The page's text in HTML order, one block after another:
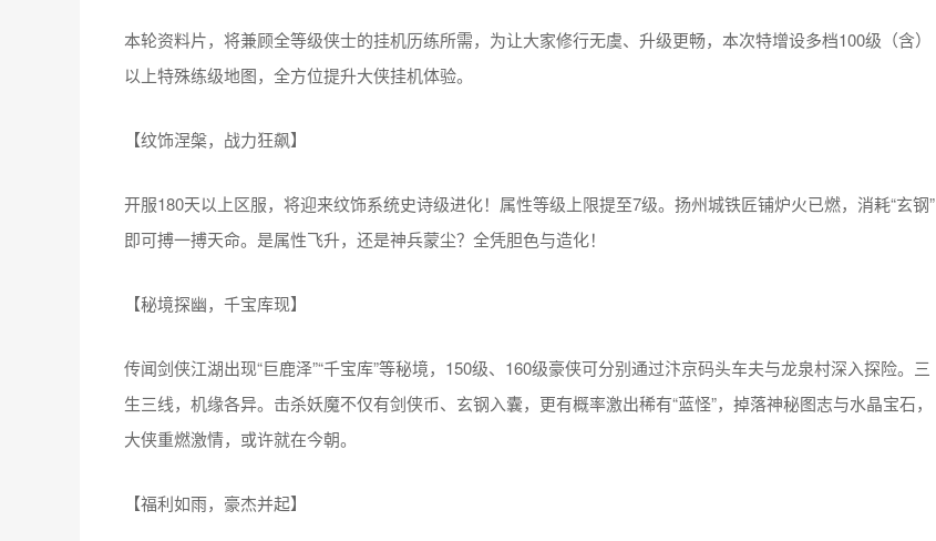
本轮资料片，将兼顾全等级侠士的挂机历练所需，为让大家修行无虞、升级更畅，本次特增设多档100级（含）
以上特殊练级地图，全方位提升大侠挂机体验。
【纹饰涅槃，战力狂飙】
开服180天以上区服，将迎来纹饰系统史诗级进化！属性等级上限提至7级。扬州城铁匠铺炉火已燃，消耗“玄钢”
即可搏一搏天命。是属性飞升，还是神兵蒙尘？全凭胆色与造化！
【秘境探幽，千宝库现】
传闻剑侠江湖出现“巨鹿泽”“千宝库”等秘境，150级、160级豪侠可分别通过汴京码头车夫与龙泉村深入探险。三
生三线，机缘各异。击杀妖魔不仅有剑侠币、玄钢入囊，更有概率激出稀有“蓝怪”，掉落神秘图志与水晶宝石，
大侠重燃激情，或许就在今朝。
【福利如雨，豪杰并起】